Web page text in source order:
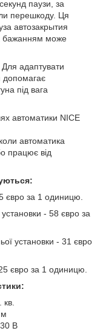
паузи, за
перешкоду. Ця
автозакрытия
бажанням може
адаптувати
допомагає
під вага
автоматики NICE
автоматика
працює від
євро за 1 одиницю.
- 58 євро за
установки - 31 євро
євро за 1 одиницю.
м
В